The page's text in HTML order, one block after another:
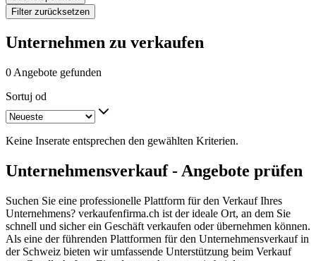
Filter zurücksetzen
Unternehmen zu verkaufen
0 Angebote gefunden
Sortuj od
Keine Inserate entsprechen den gewählten Kriterien.
Unternehmensverkauf - Angebote prüfen
Suchen Sie eine professionelle Plattform für den Verkauf Ihres
Unternehmens? verkaufenfirma.ch ist der ideale Ort, an dem Sie
schnell und sicher ein Geschäft verkaufen oder übernehmen können.
Als eine der führenden Plattformen für den Unternehmensverkauf in
der Schweiz bieten wir umfassende Unterstützung beim Verkauf